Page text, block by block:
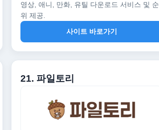
영상, 애니, 만화, 유틸 다운로드 서비스 및 순
위 제공.
사이트 바로가기
21. 파일토리